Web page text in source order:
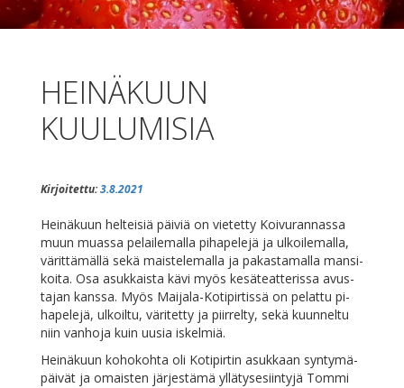
HEINÄKUUN
KUULUMISIA
Kirjoitettu:3.8.2021
Hei­nä­kuun hel­tei­siä päi­viä on vie­tet­ty Koi­vu­ran­nas­sa
muun muas­sa pe­lai­le­mal­la pi­ha­pe­le­jä ja ul­koi­le­mal­la,
vä­rit­tä­mäl­lä se­kä mais­te­le­mal­la ja pa­kas­ta­mal­la man­si­
koi­ta. Osa asuk­kais­ta kä­vi myös ke­sä­teat­te­ris­sa avus­
ta­jan kans­sa. Myös Mai­ja­la-Ko­ti­pir­tis­sä on pe­lat­tu pi­
ha­pe­le­jä, ul­koil­tu, vä­ri­tet­ty ja piir­rel­ty, se­kä kuun­nel­tu
niin van­ho­ja kuin uusia iskelmiä.
Hei­nä­kuun ko­ho­koh­ta oli Ko­ti­pir­tin asuk­kaan syn­ty­mä­
päi­vät ja omais­ten jär­jes­tä­mä yl­lä­ty­se­siin­ty­jä Tom­mi